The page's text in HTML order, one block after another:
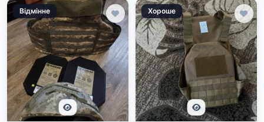
Відмінне Хороше